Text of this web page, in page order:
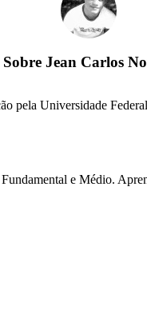
Sobre Jean Carlos
pela Universidade
e Médio.